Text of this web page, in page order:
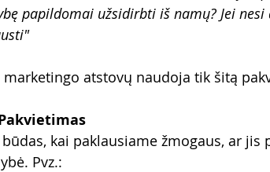
papildomai užsidirbti iš namų? Jei
atstovų naudoja tik šitą
kai paklausiame žmogaus, ar jis
Pvz.: